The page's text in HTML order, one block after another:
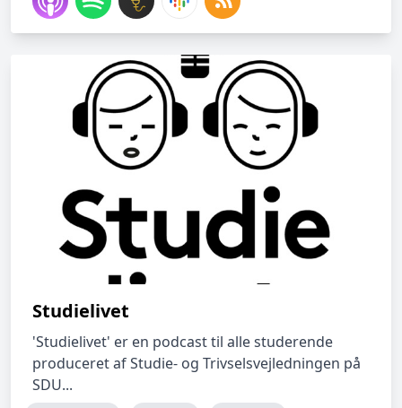
Studielivet
'Studielivet' er en podcast til alle studerende
produceret af Studie- og Trivselsvejledningen på
SDU...